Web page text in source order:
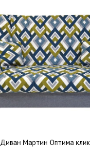
Диван Мартин Оптима клик